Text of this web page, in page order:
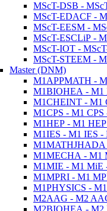
MScT-DSB -
MScT-EDACF -
MScT-EESM -
MScT-ESCLiP -
MScT-IOT -
MScT-STEEM -
Master (DNM)
M1APPMATH -
M1BIOHEA - M1
M1CHEINT - M1
M1CPS - M1 CPS
M1HEP - M1 HEP
M1IES - M1 IES -
M1MATHJHADA
M1MECHA - M1
M1MIE - M1 MiE
M1MPRI - M1
M1PHYSICS -
M2AAG - M2
M2BIOHEA - M2